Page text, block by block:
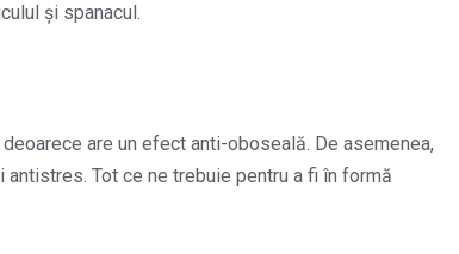
și spanacul.
are un efect anti-oboseală. De asemenea,
Tot ce ne trebuie pentru a fi în formă